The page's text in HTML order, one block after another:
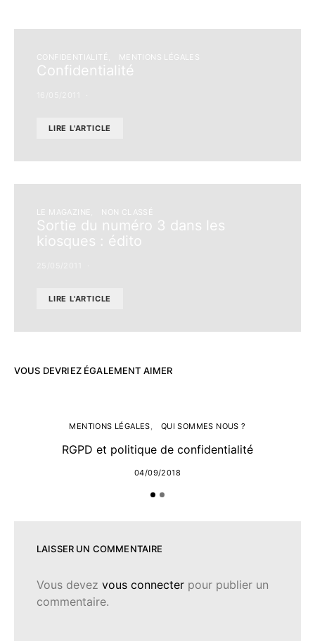
CONFIDENTIALITÉ MENTIONS LÉGALES
Confidentialité
LIRE L'ARTICLE
LE MAGAZINE NON CLASSÉ
Sortie du numéro 3 dans les
kiosques : édito
LIRE L'ARTICLE
VOUS DEVRIEZ ÉGALEMENT AIMER
MENTIONS LÉGALES QUI SOMMES NOUS ?
RGPD et politique de confidentialité
04/09/2018
LAISSER UN COMMENTAIRE
Vous devez vous connecter pour publier un
commentaire.